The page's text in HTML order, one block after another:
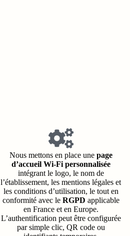
Nous mettons en place une page
d’accueil Wi-Fi personnalisée
intégrant le logo, le nom de
l’établissement, les mentions légales et
les conditions d’utilisation, le tout en
conformité avec le RGPD applicable
en France et en Europe.
L’authentification peut être configurée
par simple clic, QR code ou